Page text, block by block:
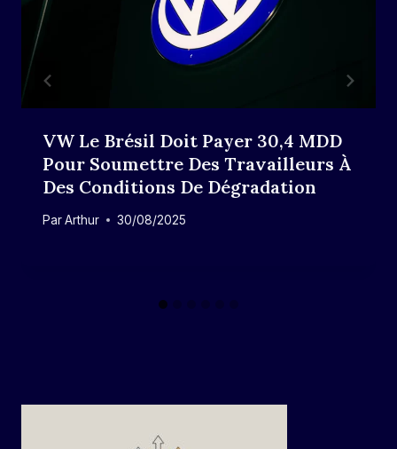
VW Le Brésil Doit Payer 30,4 MDD
Pour Soumettre Des Travailleurs À
Des Conditions De Dégradation
ParArthur 30/08/2025